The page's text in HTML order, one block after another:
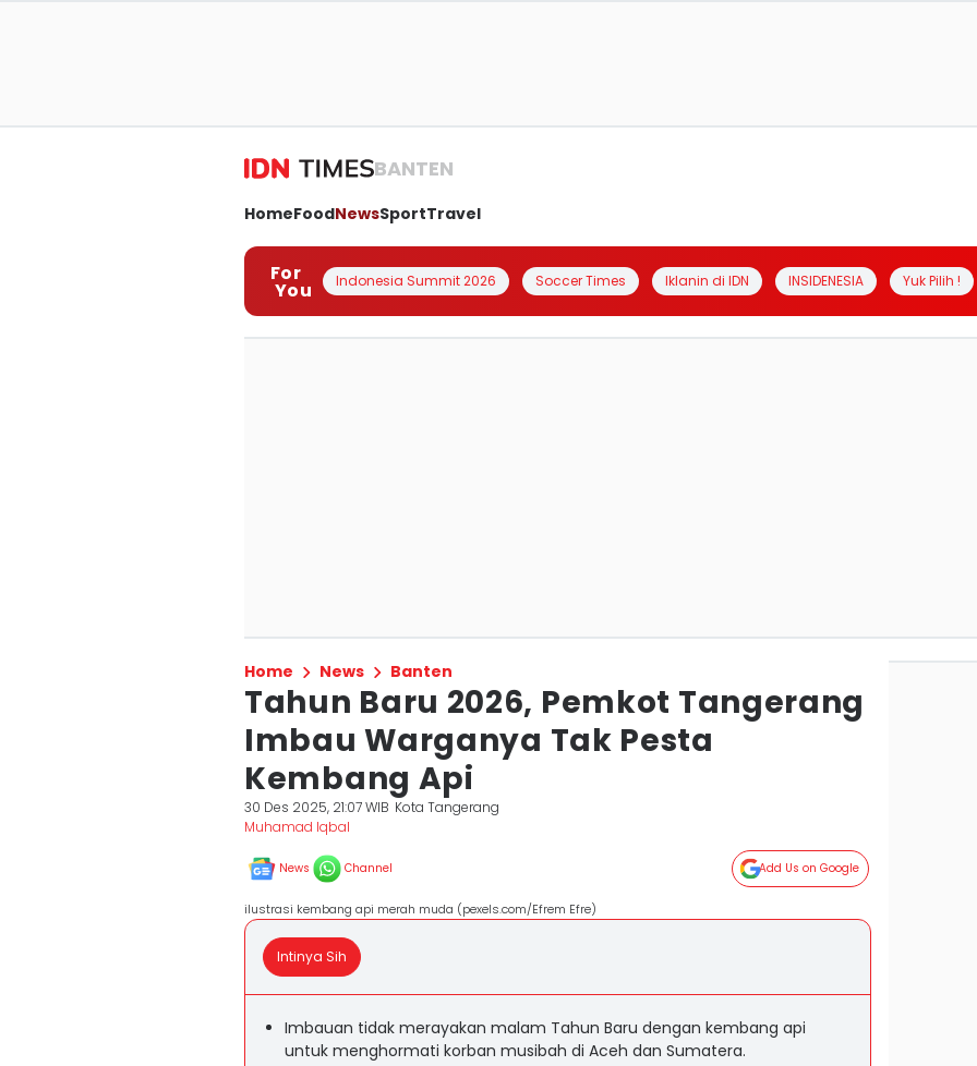
BANTEN
HomeFoodNewsSportTravel
For
You Indonesia Summit 2026 Soccer Times Iklanin di IDN INSIDENESIA Yuk Pilih !
Home News Banten
Tahun Baru 2026, Pemkot Tangerang
Imbau Warganya Tak Pesta
Kembang Api
30 Des 2025, 21:07 WIB Kota Tangerang
Muhamad Iqbal
News Channel Add Us on Google
ilustrasi kembang api merah muda (pexels.com/Efrem Efre)
Intinya Sih
Imbauan tidak merayakan malam Tahun Baru dengan kembang api
untuk menghormati korban musibah di Aceh dan Sumatera.